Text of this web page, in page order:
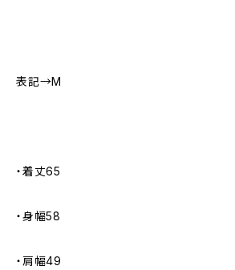
表記→M
・着丈65
・身幅58
・肩幅49